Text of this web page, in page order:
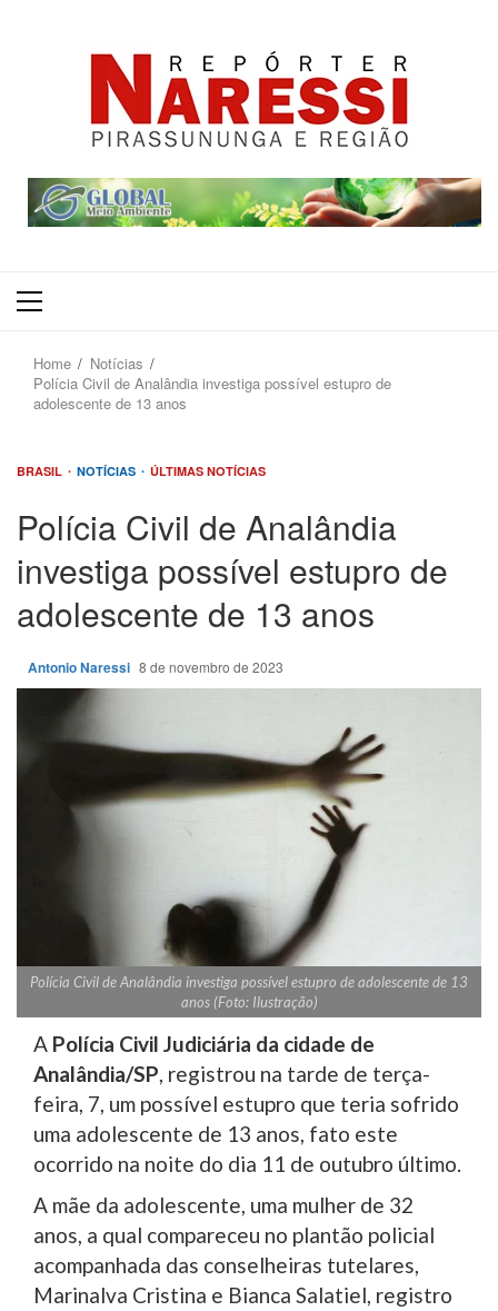
Primary
Home
Notícias
Polícia Civil de Analândia investiga possível estupro de
adolescente de 13 anos
BRASIL NOTÍCIAS ÚLTIMAS NOTÍCIAS
Polícia Civil de Analândia
investiga possível estupro de
adolescente de 13 anos
Antonio Naressi 8 de novembro de 2023
Polícia Civil de Analândia investiga possível estupro de adolescente de 13
anos (Foto: Ilustração)
A Polícia Civil Judiciária da cidade de
Analândia/SP, registrou na tarde de terça-
feira, 7, um possível estupro que teria sofrido
uma adolescente de 13 anos, fato este
ocorrido na noite do dia 11 de outubro último.
A mãe da adolescente, uma mulher de 32
anos, a qual compareceu no plantão policial
acompanhada das conselheiras tutelares,
Marinalva Cristina e Bianca Salatiel, registro